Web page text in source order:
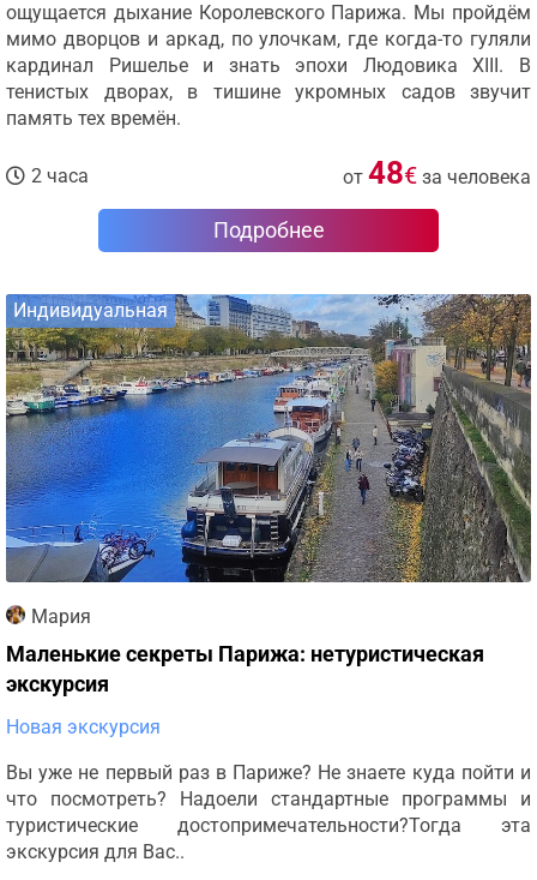
ощущается дыхание Королевского Парижа. Мы пройдём
мимо дворцов и аркад, по улочкам, где когда-то гуляли
кардинал Ришелье и знать эпохи Людовика XIII. В
тенистых дворах, в тишине укромных садов звучит
память тех времён.
2 часа от 48€ за человека
Подробнее
Индивидуальная
Мария
Маленькие секреты Парижа: нетуристическая
экскурсия
Новая экскурсия
Вы уже не первый раз в Париже? Не знаете куда пойти и
что посмотреть? Надоели стандартные программы и
туристические достопримечательности?Тогда эта
экскурсия для Вас..